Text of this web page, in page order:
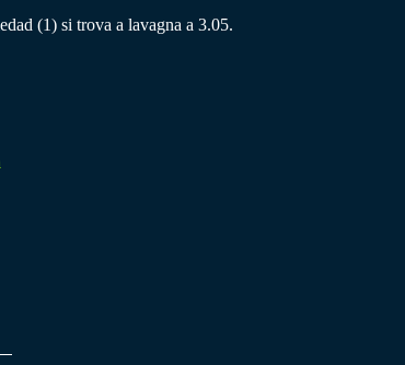
(1) si trova a lavagna a 3.05.